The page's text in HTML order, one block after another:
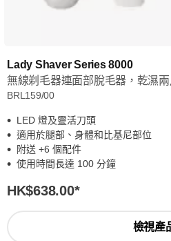
Lady Shaver Series 8000
無線剃毛器連面部脫毛器，乾濕兩
BRL159/00
LED 燈及靈活刀頭
適用於腿部、身體和比基尼部位
附送 +6 個配件
使用時間長達 100 分鐘
HK$638.00*
檢視產